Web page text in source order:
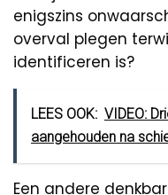
enigszins
overval plegen
identificeren is?
LEES OOK: VIDEO:
aangehouden na
Een andere